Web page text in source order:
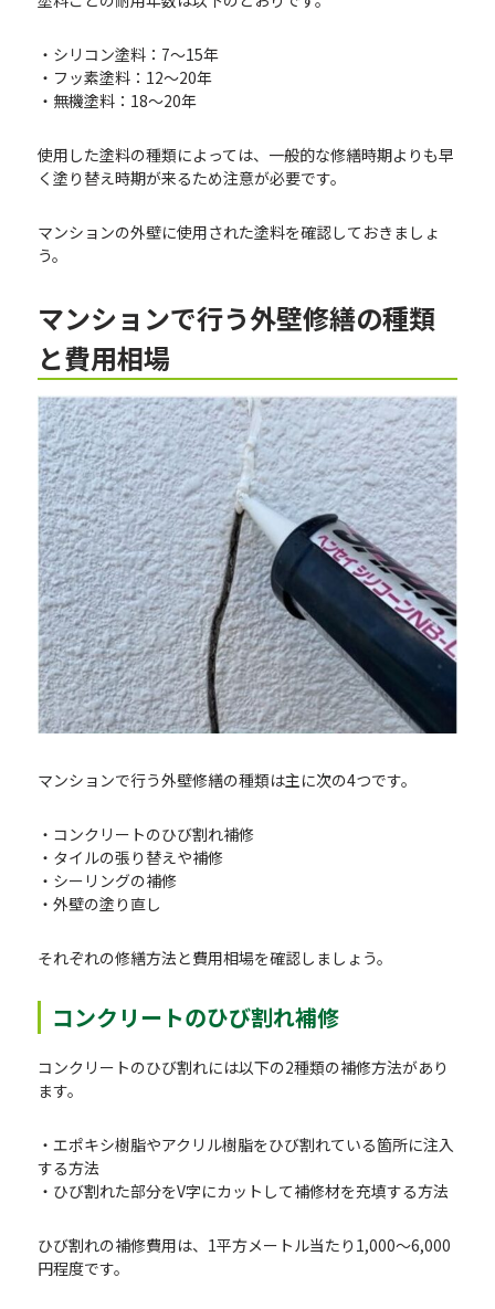
・シリコン塗料：7〜15年
・フッ素塗料：12〜20年
・無機塗料：18〜20年
使用した塗料の種類によっては、一般的な修繕時期よりも早
く塗り替え時期が来るため注意が必要です。
マンションの外壁に使用された塗料を確認しておきましょ
う。
マンションで行う外壁修繕の種類
と費用相場
マンションで行う外壁修繕の種類は主に次の4つです。
・コンクリートのひび割れ補修
・タイルの張り替えや補修
・シーリングの補修
・外壁の塗り直し
それぞれの修繕方法と費用相場を確認しましょう。
コンクリートのひび割れ補修
コンクリートのひび割れには以下の2種類の補修方法があり
ます。
・エポキシ樹脂やアクリル樹脂をひび割れている箇所に注入
する方法
・ひび割れた部分をV字にカットして補修材を充填する方法
ひび割れの補修費用は、1平方メートル当たり1,000～6,000
円程度です。